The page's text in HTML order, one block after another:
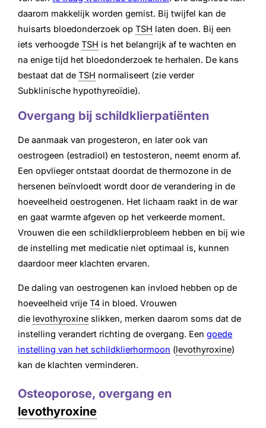
daarom makkelijk worden gemist. Bij twijfel kan de
huisarts bloedonderzoek opTSH laten doen. Bij een
iets verhoogdeTSH is het belangrijk af te wachten en
na enige tijd het bloedonderzoek te herhalen. De kans
bestaat dat deTSH normaliseert (zie verder
Subklinische hypothyreoïdie).
Overgang bij schildklierpatiënten
De aanmaak van progesteron, en later ook van
oestrogeen (estradiol) en testosteron, neemt enorm af.
Een opvlieger ontstaat doordat de thermozone in de
hersenen beïnvloedt wordt door de verandering in de
hoeveelheid oestrogenen. Het lichaam raakt in de war
en gaat warmte afgeven op het verkeerde moment.
Vrouwen die een schildklierprobleem hebben en bij wie
de instelling met medicatie niet optimaal is, kunnen
daardoor meer klachten ervaren.
De daling van oestrogenen kan invloed hebben op de
hoeveelheid vrijeT4 in bloed. Vrouwen
die levothyroxine slikken, merken daarom soms dat de
instelling verandert richting de overgang. Eengoede
instelling van het schildklierhormoon (levothyroxine)
kan de klachten verminderen.
Osteoporose, overgang en
levothyroxine